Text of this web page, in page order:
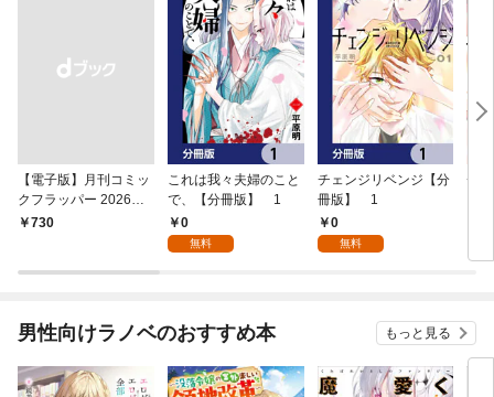
【電子版】月刊コミッ
クフラッパー 2026年9
月号
￥730
これは我々夫婦のこと
で、【分冊版】 1
0
無料
チェンジリベンジ【分
冊版】 1
0
無料
チ
男性向けラノベのおすすめ本 もっと見る